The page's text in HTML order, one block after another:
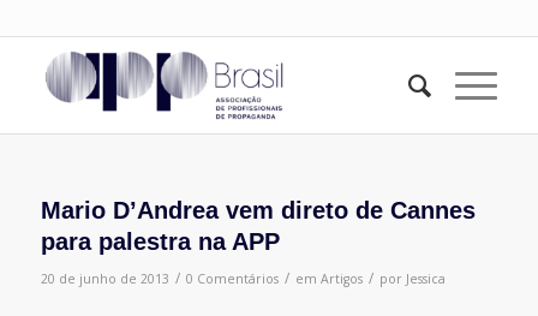
Mario D’Andrea vem direto de Cannes
para palestra na APP
20 de junho de 2013 / 0 Comentários / em Artigos / por Jessica